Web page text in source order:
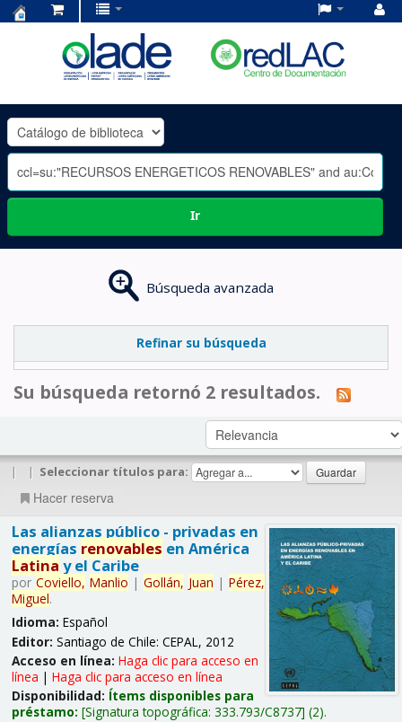
OLADE
-
Ir
Búsqueda avanzada
Refinar su búsqueda
Su búsqueda retornó 2 resultados.
| | Seleccionar títulos para:
Hacer reserva
Las alianzas público - privadas en
energías renovables en América
Latina y el Caribe
por Coviello, Manlio | Gollán, Juan | Pérez,
Miguel.
Idioma: Español
Editor: Santiago de Chile: CEPAL, 2012
Acceso en línea: Haga clic para acceso en
línea | Haga clic para acceso en línea
Disponibilidad: Ítems disponibles para
préstamo: Signatura topográfica: 333.793/C8737 (2).